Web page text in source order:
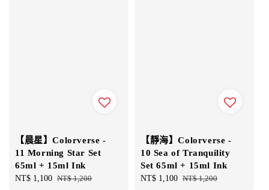
【晨星】Colorverse -
11 Morning Star Set
65ml + 15ml Ink
Sale
NT$ 1,100 Regular
NT$ 1,200
【靜海】Colorverse -
10 Sea of Tranquility
Set 65ml + 15ml Ink
Sale
NT$ 1,100 Regular
NT$ 1,200